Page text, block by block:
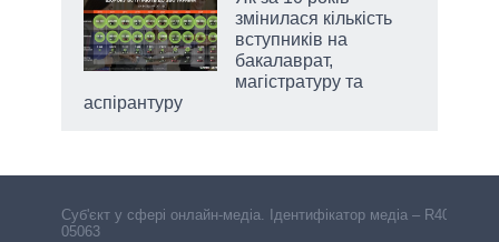
змінилася кількість
вступників на
бакалаврат,
магістратуру та
аспірантуру
Cуб'єкт у сфері онлайн-медіа. Ідентифікатор медіа – R40-
05063